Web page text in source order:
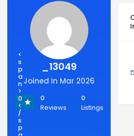
_13049
Joined In Mar 2026
<
s
p
a
n
>
0
<
/
s
p
0
Reviews
0
Listings